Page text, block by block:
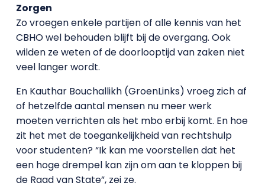
Zorgen
Zo vroegen enkele partijen of alle kennis van het
CBHO wel behouden blijft bij de overgang. Ook
wilden ze weten of de doorlooptijd van zaken niet
veel langer wordt.
En Kauthar Bouchallikh (GroenLinks) vroeg zich af
of hetzelfde aantal mensen nu meer werk
moeten verrichten als het mbo erbij komt. En hoe
zit het met de toegankelijkheid van rechtshulp
voor studenten? “Ik kan me voorstellen dat het
een hoge drempel kan zijn om aan te kloppen bij
de Raad van State”, zei ze.